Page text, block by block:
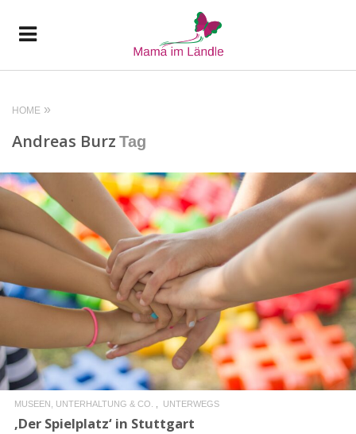
HOME
Andreas Burz Tag
READ MORE
MUSEEN, UNTERHALTUNG & CO. UNTERWEGS
‚Der Spielplatz‘ in Stuttgart